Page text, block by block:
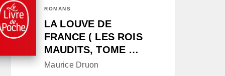
ROMANS
LA LOUVE DE
FRANCE ( LES ROIS
MAUDITS, TOME …
Maurice Druon